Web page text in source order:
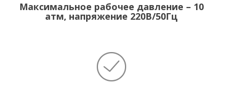
Максимальное рабочее давление – 10
атм, напряжение 220В/50Гц